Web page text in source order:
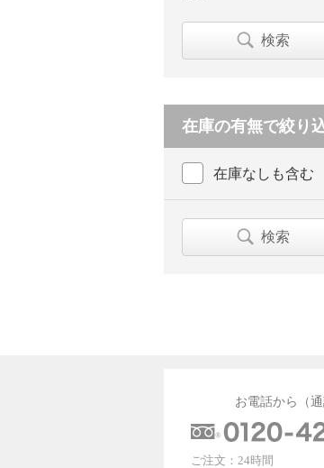
検索
在庫の有無で絞り
在庫なしも含む
検索
お電話から（通
ご注文：24時間